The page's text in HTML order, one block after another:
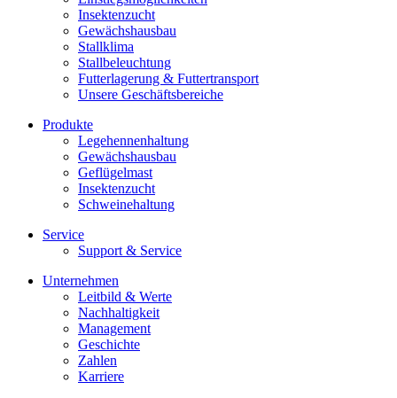
Insektenzucht
Gewächshausbau
Stallklima
Stallbeleuchtung
Futterlagerung & Futtertransport
Unsere Geschäftsbereiche
Produkte
Legehennenhaltung
Gewächshausbau
Geflügelmast
Insektenzucht
Schweinehaltung
Service
Support & Service
Unternehmen
Leitbild & Werte
Nachhaltigkeit
Management
Geschichte
Zahlen
Karriere